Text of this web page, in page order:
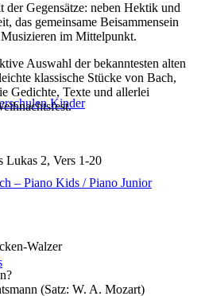
Kinder
– Piano Kids / Piano Junior
der Gegensätze: neben Hektik und
das gemeinsame Beisammensein
im Mittelpunkt.
Auswahl der bekanntesten alten
klassische Stücke von Bach,
Gedichte, Texte und allerlei
Lukas 2, Vers 1-20
Walzer
(Satz: W. A. Mozart)